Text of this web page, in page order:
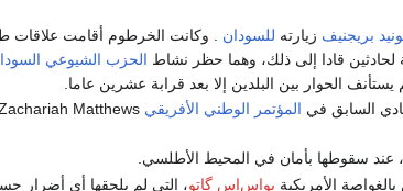
بريجنيف زيارته للسودان . وكانت الخرطوم أقامت علاقات
لحادثين قادا إلى ذلك، وهما حظر نشاط الحزب الشيوعي
يستأنف الحوار بين البلدين إلا بعد قرابة عشرين عاما.
السابق في المؤتمر الوطني الأفريقي
عند سقوطها بأمان في المحيط الأطلسي.
الأمريكية يوإس‌إس گاتو